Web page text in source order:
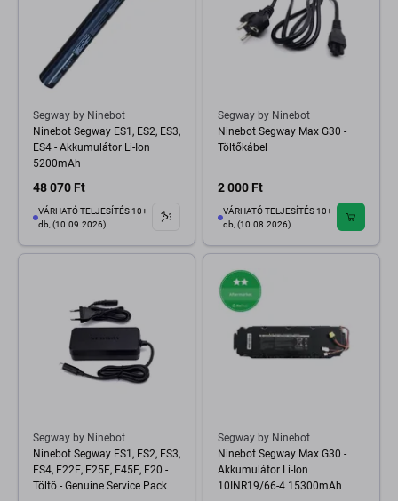
Segway by Ninebot
Ninebot Segway ES1, ES2, ES3,
ES4 - Akkumulátor Li-Ion
5200mAh
48 070 Ft
VÁRHATÓ TELJESÍTÉS 10+
db, (10.09.2026)
Segway by Ninebot
Ninebot Segway Max G30 -
Töltőkábel
2 000 Ft
VÁRHATÓ TELJESÍTÉS 10+
db, (10.08.2026)
Segway by Ninebot
Ninebot Segway ES1, ES2, ES3,
ES4, E22E, E25E, E45E, F20 -
Töltő - Genuine Service Pack
Segway by Ninebot
Ninebot Segway Max G30 -
Akkumulátor Li-Ion
10INR19/66-4 15300mAh